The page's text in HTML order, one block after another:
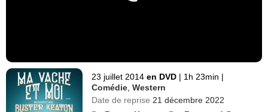
23 juillet 2014 en DVD | 1h 23min |
Comédie ,Western
Date de reprise 21 décembre 2022